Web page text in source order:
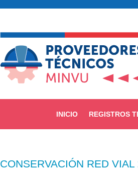
INICIO REGISTROS
CONSERVACIÓN RED